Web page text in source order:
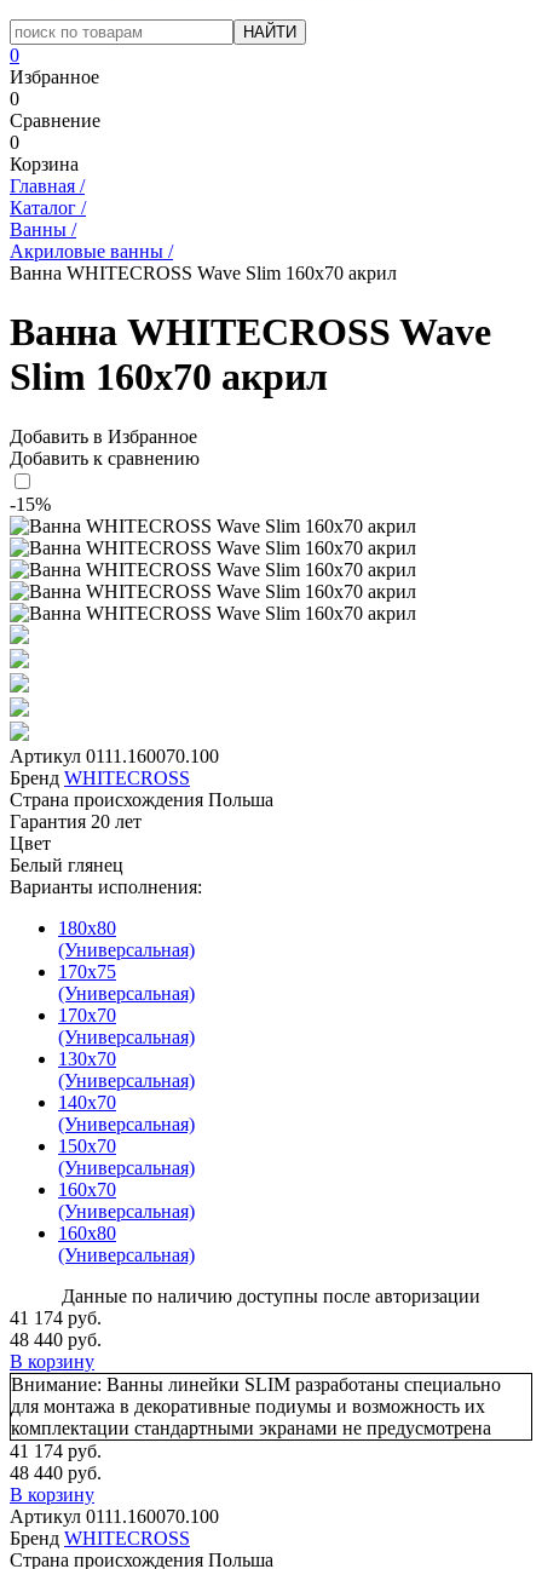
0
Избранное
0
Сравнение
0
Корзина
Главная /
Каталог /
Ванны /
Акриловые ванны /
Ванна WHITECROSS Wave Slim 160x70 акрил
Ванна WHITECROSS Wave
Slim 160x70 акрил
Добавить в Избранное
Добавить к сравнению
-15%
Артикул 0111.160070.100
Бренд WHITECROSS
Страна происхождения Польша
Гарантия 20 лет
Цвет
Белый глянец
Варианты исполнения:
180х80
(Универсальная)
170х75
(Универсальная)
170х70
(Универсальная)
130х70
(Универсальная)
140х70
(Универсальная)
150х70
(Универсальная)
160х70
(Универсальная)
160х80
(Универсальная)
Данные по наличию доступны после авторизации
41 174 руб.
48 440 руб.
В корзину
Внимание: Ванны линейки SLIM разработаны специально
для монтажа в декоративные подиумы и возможность их
комплектации стандартными экранами не предусмотрена
41 174 руб.
48 440 руб.
В корзину
Артикул 0111.160070.100
Бренд WHITECROSS
Страна происхождения Польша